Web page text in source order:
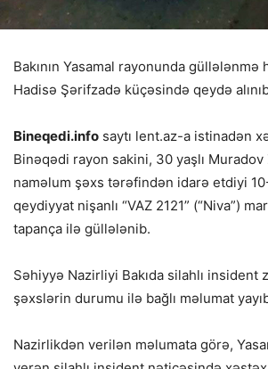
Bakının Yasamal rayonunda
Hadisə Şərifzadə küçəsində qeydə
Bineqedi.info saytı lent.az-a istinadən
Binəqədi rayon sakini, 30 yaşlı
naməlum şəxs tərəfindən idarə etdiyi
qeydiyyat nişanlı “VAZ 2121” (“Niva”)
tapança ilə güllələnib.
Səhiyyə Nazirliyi Bakıda silahlı insident
şəxslərin durumu ilə bağlı məlumat
Nazirlikdən verilən məlumata görə,